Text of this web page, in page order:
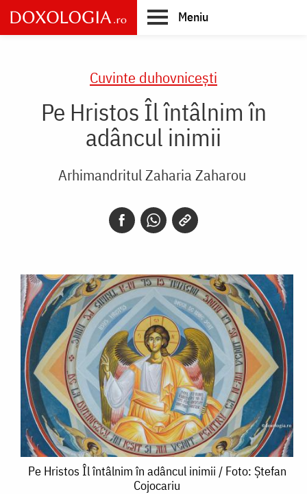
Skip
to
main
Meniu
Cuvinte duhovnicești
Pe Hristos Îl întâlnim în
adâncul inimii
Arhimandritul Zaharia Zaharou
Pe
Pe Hristos Îl întâlnim în adâncul inimii / Foto: Ștefan
Cojocariu